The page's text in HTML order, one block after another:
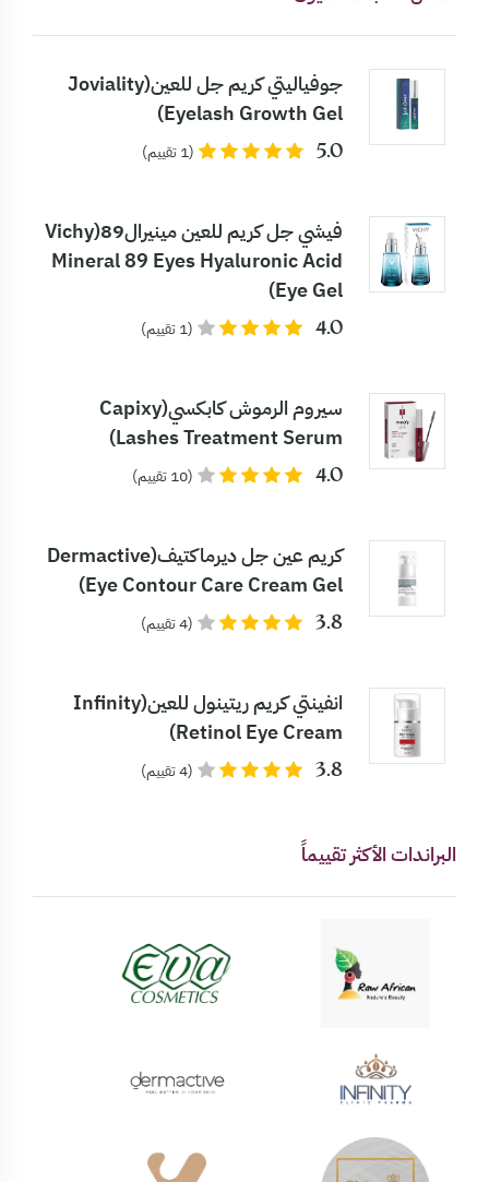
جوفياليتي كريم جل للعين(Joviality
Eyelash Growth Gel)
5.0 (1 تقييم)
فيشي جل كريم للعين مينيرال89(Vichy
Mineral 89 Eyes Hyaluronic Acid
Eye Gel)
4.0 (1 تقييم)
سيروم الرموش كابكسي(Capixy
Lashes Treatment Serum)
4.0 (10 تقييم)
كريم عين جل ديرماكتيف(Dermactive
Eye Contour Care Cream Gel)
3.8 (4 تقييم)
انفينتي كريم ريتينول للعين(Infinity
Retinol Eye Cream)
3.8 (4 تقييم)
البراندات الأكثر تقييماً